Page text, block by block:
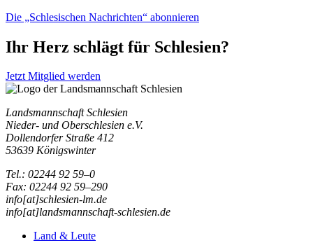
Die „Schlesischen Nachrichten“ abonnieren
Ihr Herz schlägt für Schlesien?
Jetzt Mitglied werden
Landsmannschaft Schlesien
Nieder- und Oberschlesien e.V.
Dollendorfer Straße 412
53639 Königswinter
Tel.: 02244 92 59–0
Fax: 02244 92 59–290
info[at]schlesien-lm.de
info[at]landsmannschaft-schlesien.de
Land & Leute